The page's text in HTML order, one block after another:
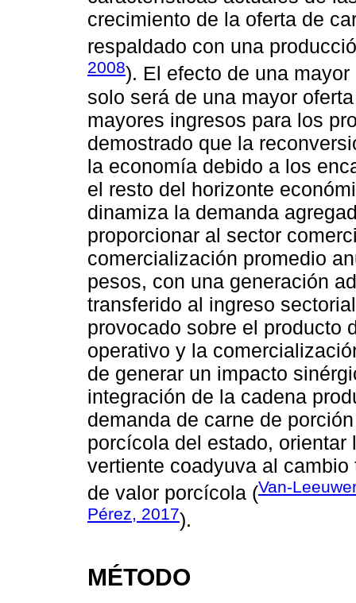
crecimiento de la oferta de
respaldado con una
2008). El efecto de una
solo será de una mayor
mayores ingresos para los
demostrado que la
la economía debido a los
el resto del horizonte
dinamiza la demanda
proporcionar al sector
comercialización promedio
pesos, con una generación
transferido al ingreso
provocado sobre el producto
operativo y la
de generar un impacto
integración de la cadena
demanda de carne de
porcícola del estado,
vertiente coadyuva al
de valor porcícola (Van-
Pérez, 2017).
MÉTODO